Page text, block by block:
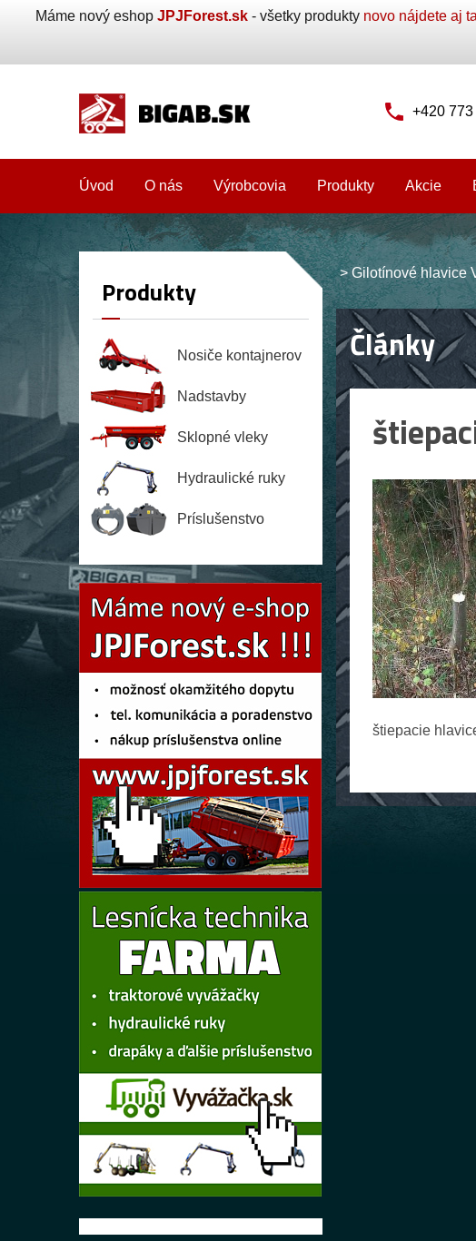
Máme nový eshop JPJForest.sk - všetky produkty novo nájdete aj
+420
Úvod O nás Výrobcovia Produkty Akcie
Produkty
Nosiče kontajnerov
Nadstavby
Sklopné vleky
Hydraulické ruky
Príslušenstvo
>Gilotínové hlavice
Články
štiepacie